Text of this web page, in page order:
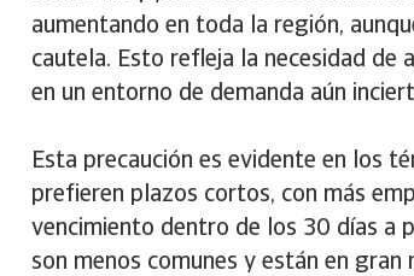
aumentando en toda la región,
cautela. Esto refleja la necesidad
en un entorno de demanda aún
Esta precaución es evidente en los
prefieren plazos cortos, con más
vencimiento dentro de los 30 días a
son menos comunes y están en